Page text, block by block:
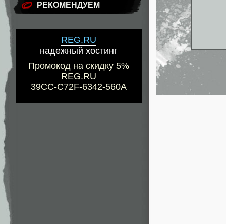
РЕКОМЕНДУЕМ
REG.RU
надежный хостинг
Промокод на скидку 5%
REG.RU
39CC-C72F-6342-560A